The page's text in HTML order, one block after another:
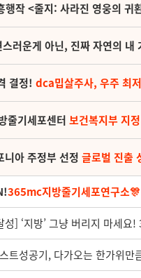
작 <줄지: 사라진 영웅의 귀
러운게 아닌, 진짜 자연의 내
결정! dca밉살주사, 우주 최
줄기세포센터 보건복지부 지
아 주정부 선정 글로벌 진출
365mc지방줄기세포연구소🎊
] ‘지방’ 그냥 버리지 마세요
트성공기, 다가오는 한가위만